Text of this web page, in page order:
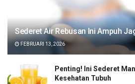
Sederet Air Rebusan Ini Ampuh
FEBRUARI 13, 2026
Penting! Ini Sederet
Kesehatan Tubuh